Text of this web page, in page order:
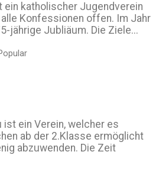
ein katholischer Jugendverein
Konfessionen offen. Im Jahr
jährige Jubliäum. Die Ziele...
ist ein Verein, welcher es
ab der 2.Klasse ermöglicht
abzuwenden. Die Zeit